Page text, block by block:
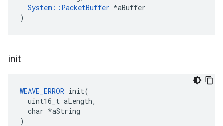
System::PacketBuffer *aBuffer
)
init
WEAVE_ERROR init(
  uint16_t aLength,
  char *aString
)